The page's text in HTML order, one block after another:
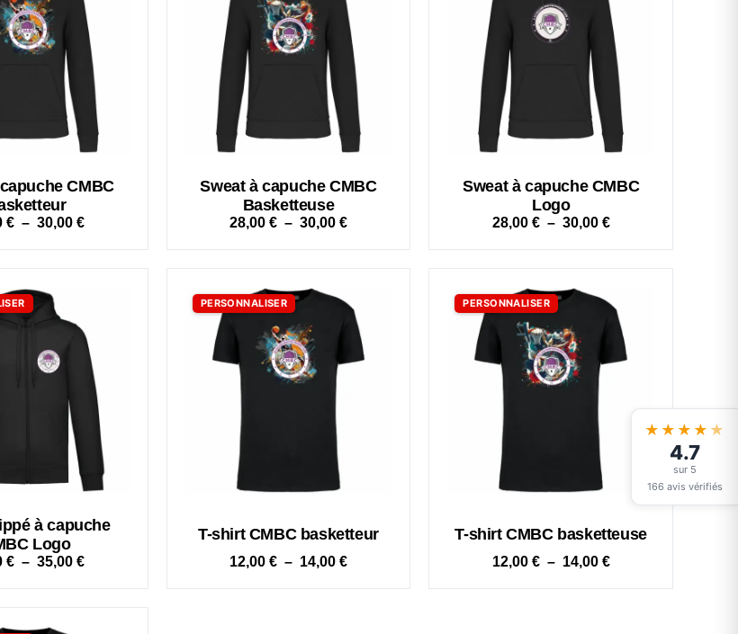
CMBC
€ – 30,00€
Sweat à capuche CMBC
Basketteuse
28,00 € – 30,00 €
Sweat à capuche CMBC
Logo
28,00 € – 30,00 €
à capuche
Logo
€ – 35,00€
PERSONNALISER
T-shirt CMBC basketteur
12,00 € – 14,00 €
PERSONNALISER
T-shirt CMBC basketteuse
12,00 € – 14,00 €
★★★★ ★
4.7
sur 5
166 avis vérifiés